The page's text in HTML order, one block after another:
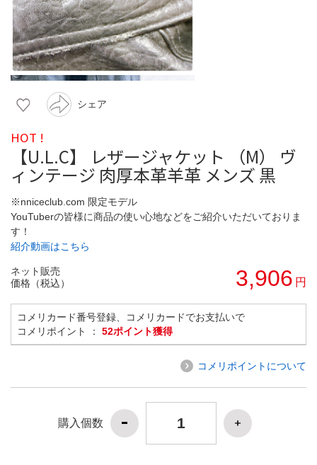
シェア
HOT !
【U.L.C】 レザージャケット （M） ヴ
ィンテージ 肉厚本革羊革 メンズ 黒
※nniceclub.com 限定モデル
YouTuberの皆様に商品の使い心地などをご紹介いただいておりま
す！
紹介動画はこちら
ネット販売
価格（税込）
3,906 円
コメリカード番号登録、コメリカードでお支払いで
コメリポイント ： 52ポイント獲得
コメリポイントについて
購入個数